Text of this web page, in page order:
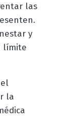
las
y
límite
la